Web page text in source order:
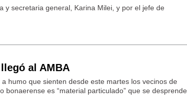
y secretaria general, Karina Milei, y por el jefe de
al AMBA
humo que sienten desde este martes los vecinos de
bonaerense es “material particulado” que se desprende